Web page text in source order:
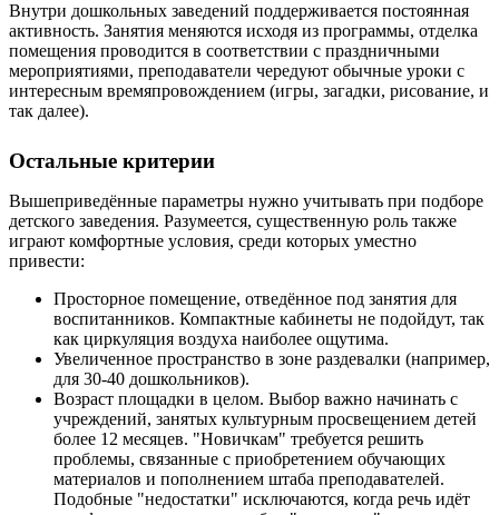
Внутри дошкольных заведений поддерживается постоянная
активность. Занятия меняются исходя из программы, отделка
помещения проводится в соответствии с праздничными
мероприятиями, преподаватели чередуют обычные уроки с
интересным времяпровождением (игры, загадки, рисование, и
так далее).
Остальные критерии
Вышеприведённые параметры нужно учитывать при подборе
детского заведения. Разумеется, существенную роль также
играют комфортные условия, среди которых уместно
привести:
Просторное помещение, отведённое под занятия для
воспитанников. Компактные кабинеты не подойдут, так
как циркуляция воздуха наиболее ощутима.
Увеличенное пространство в зоне раздевалки (например,
для 30-40 дошкольников).
Возраст площадки в целом. Выбор важно начинать с
учреждений, занятых культурным просвещением детей
более 12 месяцев. "Новичкам" требуется решить
проблемы, связанные с приобретением обучающих
материалов и пополнением штаба преподавателей.
Подобные "недостатки" исключаются, когда речь идёт